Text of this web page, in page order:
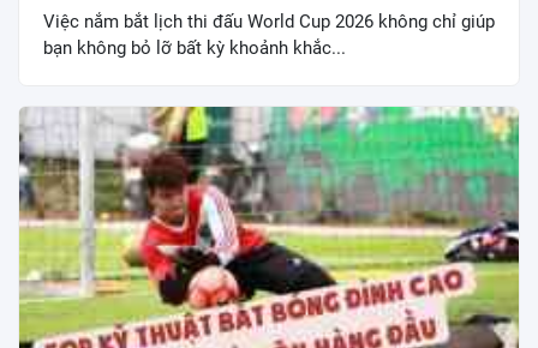
Việc nắm bắt lịch thi đấu World Cup 2026 không chỉ giúp
bạn không bỏ lỡ bất kỳ khoảnh khắc...